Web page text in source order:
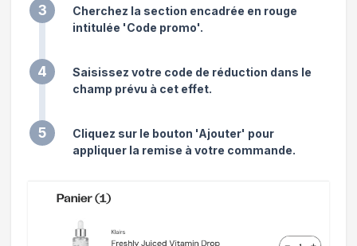
3
Cherchez la section encadrée en rouge
intitulée 'Code promo'.
4
Saisissez votre code de réduction dans le
champ prévu à cet effet.
5
Cliquez sur le bouton 'Ajouter' pour
appliquer la remise à votre commande.